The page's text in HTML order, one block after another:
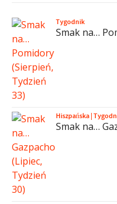
Tygodnik
Smak na…
Hiszpańska|
Smak na…